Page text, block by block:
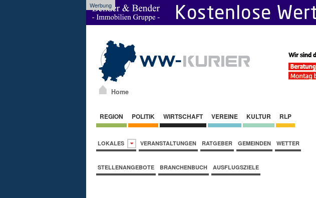
Werbung
Home
REGION POLITIK WIRTSCHAFT VEREINE KULTUR RLP
LOKALES VERANSTALTUNGEN RATGEBER GEMEINDEN WETTER
STELLENANGEBOTE BRANCHENBUCH AUSFLUGSZIELE